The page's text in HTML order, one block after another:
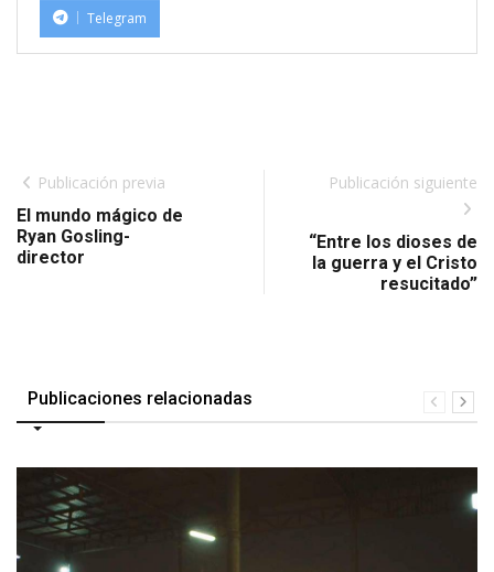
Telegram
Publicación previa
El mundo mágico de
Ryan Gosling-
director
Publicación siguiente
“Entre los dioses de
la guerra y el Cristo
resucitado”
Publicaciones relacionadas